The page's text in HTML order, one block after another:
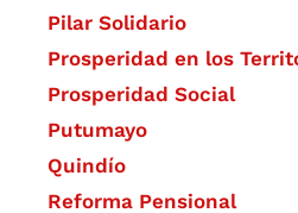
Pilar Solidario
Prosperidad en los
Prosperidad Social
Putumayo
Quindío
Reforma Pensional